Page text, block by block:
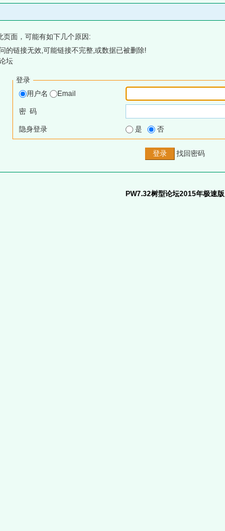
页面，可能有如下几个原因:
的链接无效,可能链接不完整,或数据已被删除!
坛
登录
用户名
Email
密 码
隐身登录 是 否
找回密码
PW7.32树型论坛2015年极速版